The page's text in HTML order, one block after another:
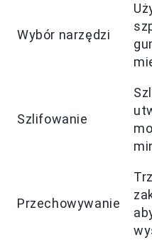
Wybór narzędzi
Szlifowanie
Przechowywanie